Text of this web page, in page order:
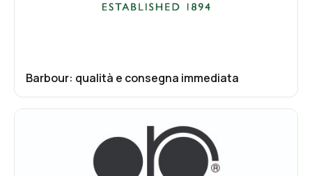
Barbour: qualità e consegna immediata